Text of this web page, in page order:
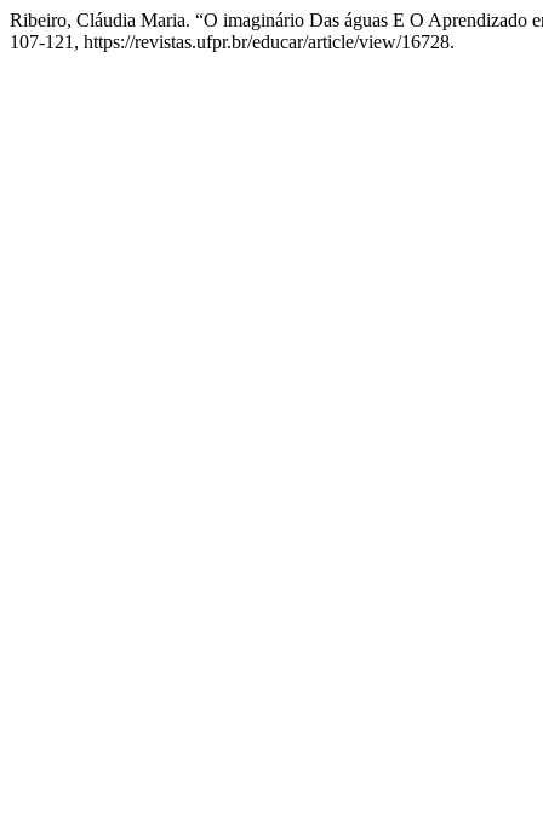
Ribeiro, Cláudia Maria. “O imaginário Das águas E O Aprendizado
107-121, https://revistas.ufpr.br/educar/article/view/16728.